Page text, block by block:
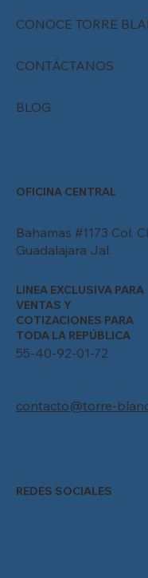
CONOCE TORRE
CONTÁCTANOS
BLOG
OFICINA CENTRAL
Bahamas #1173 Col.
Guadalajara Jal.
LINEA EXCLUSIVA PARA
VENTAS Y
COTIZACIONES PARA
TODA LA REPÚBLICA
55-40-92-01-72
contacto@torre-
REDES SOCIALES